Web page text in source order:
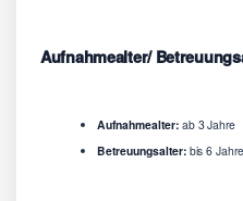
Aufnahmealter/
Aufnahmealter:ab 3 Jahre
Betreuungsalter:bis 6 Jahre